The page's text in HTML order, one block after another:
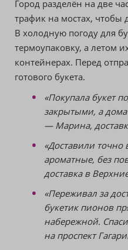
Город разделён на две
трафик на мостах, чтобы
В холодную погоду для
термоупаковку, а летом
контейнерах. Перед
готового букета.
«Покупала букет
закрытыми, а дома
— Марина,
«Доставили точно
ароматные, без
доставка в
«Переживал за
букетик пионов
набережной.
на проспект